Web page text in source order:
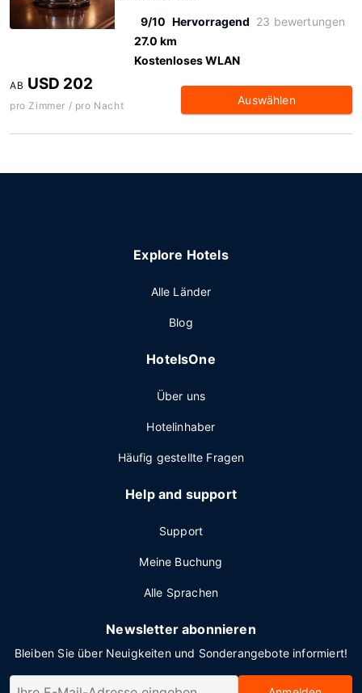
9/10 Hervorragend 23 bewertungen
27.0 km
Kostenloses WLAN
AB USD 202
pro Zimmer / pro Nacht Auswählen
Explore Hotels
Alle Länder
Blog
HotelsOne
Über uns
Hotelinhaber
Häufig gestellte Fragen
Help and support
Support
Meine Buchung
Alle Sprachen
Newsletter abonnieren
Bleiben Sie über Neuigkeiten und Sonderangebote informiert!